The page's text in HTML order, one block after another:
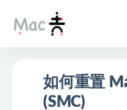
如何重置
(SMC)